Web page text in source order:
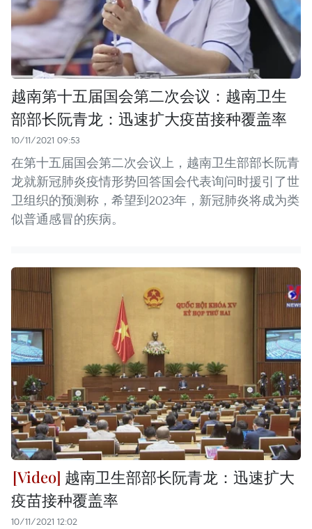
越南第十五届国会第二次会议：越南卫生
部部长阮青龙：迅速扩大疫苗接种覆盖率
10/11/2021 09:53
在第十五届国会第二次会议上，越南卫生部部长阮青
龙就新冠肺炎疫情形势回答国会代表询问时援引了世
卫组织的预测称，希望到2023年，新冠肺炎将成为类
似普通感冒的疾病。
越南卫生部部长阮青龙：迅速扩大
疫苗接种覆盖率
10/11/2021 12:02